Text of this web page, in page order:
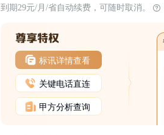
到期29元/月/省自动续费，可随时取消。
标讯详情查看
关键电话直连
甲方分析查询